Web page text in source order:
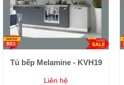
Tủ bếp Melamine - KVH19
Liên hệ